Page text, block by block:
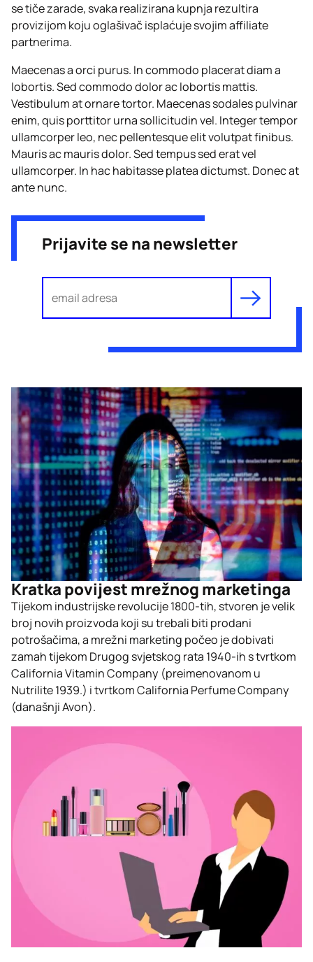
se tiče zarade, svaka realizirana kupnja rezultira
provizijom koju oglašivač isplaćuje svojim affiliate
partnerima.
Maecenas a orci purus. In commodo placerat diam a
lobortis. Sed commodo dolor ac lobortis mattis.
Vestibulum at ornare tortor. Maecenas sodales pulvinar
enim, quis porttitor urna sollicitudin vel. Integer tempor
ullamcorper leo, nec pellentesque elit volutpat finibus.
Mauris ac mauris dolor. Sed tempus sed erat vel
ullamcorper. In hac habitasse platea dictumst. Donec at
ante nunc.
Prijavite se na newsletter
Kratka povijest mrežnog marketinga
Tijekom industrijske revolucije 1800-tih, stvoren je velik
broj novih proizvoda koji su trebali biti prodani
potrošačima, a mrežni marketing počeo je dobivati
zamah tijekom Drugog svjetskog rata 1940-ih s tvrtkom
California Vitamin Company (preimenovanom u
Nutrilite 1939.) i tvrtkom California Perfume Company
(današnji Avon).